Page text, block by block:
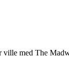
med The